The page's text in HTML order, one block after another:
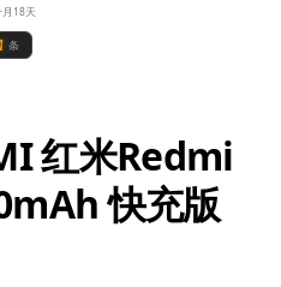
18天
条
红米Redmi
快充版